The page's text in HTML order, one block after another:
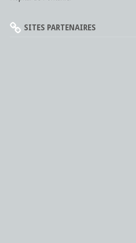
SITES PARTENAIRES